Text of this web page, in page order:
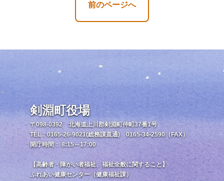
前のページへ
剣淵町役場
〒098-0392 北海道上川郡剣淵町仲町37番1号
TEL：0165-26-9021(総務課直通) 0165-34-2590（FAX）
開庁時間： 8:15～17:00
【高齢者・障がい者福祉、福祉全般に関すること】
ふれあい健康センター（健康福祉課）